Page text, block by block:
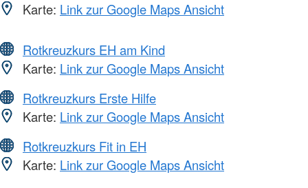
Karte: Link zur Google Maps Ansicht
Rotkreuzkurs EH am Kind
Karte: Link zur Google Maps Ansicht
Rotkreuzkurs Erste Hilfe
Karte: Link zur Google Maps Ansicht
Rotkreuzkurs Fit in EH
Karte: Link zur Google Maps Ansicht